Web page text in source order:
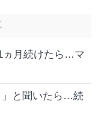
ヵ月続けたら…マ
」と聞いたら…続